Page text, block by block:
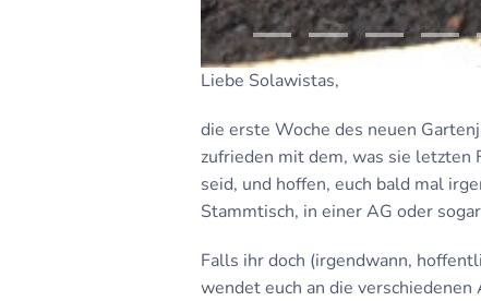
Liebe Solawistas,
die erste Woche des neuen
zufrieden mit dem, was sie letzten
seid, und hoffen, euch bald mal
Stammtisch, in einer AG oder
Falls ihr doch (irgendwann,
wendet euch an die